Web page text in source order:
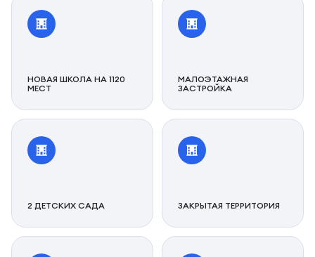
НОВАЯ ШКОЛА НА 1120
МЕСТ
МАЛОЭТАЖНАЯ
ЗАСТРОЙКА
2 ДЕТСКИХ САДА ЗАКРЫТАЯ ТЕРРИТОРИЯ